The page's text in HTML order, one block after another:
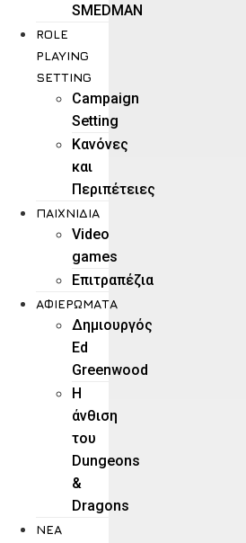
SMEDMAN
ROLE
PLAYING
SETTING
Campaign
Setting
Kανόνες
και
Περιπέτειες
ΠΑΙΧΝΊΔΙΑ
Video
games
Επιτραπέζια
ΑΦΙΕΡΏΜΑΤΑ
Δημιουργός
Ed
Greenwood
Η
άνθιση
του
Dungeons
&
Dragons
ΝΕΑ